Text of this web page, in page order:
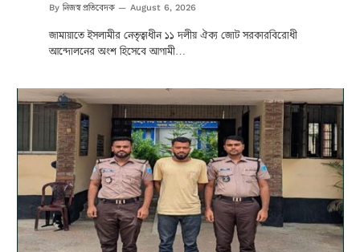
By নিজস্ব প্রতিবেদক August 6, 2026
জামায়াতে ইসলামীর নেতৃত্বাধীন ১১ দলীয় ঐক্য জোট সরকারবিরোধী
আন্দোলনের অংশ হিসেবে আগামী…